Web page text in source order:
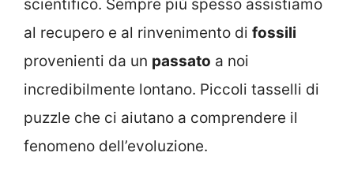
scientifico. Sempre più spesso assistiamo
al recupero e al rinvenimento di fossili
provenienti da un passato a noi
incredibilmente lontano. Piccoli tasselli di
puzzle che ci aiutano a comprendere il
fenomeno dell’evoluzione.